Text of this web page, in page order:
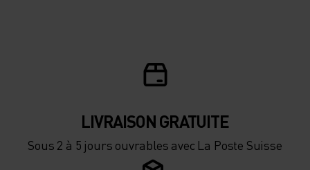
LIVRAISON GRATUITE
Sous 2 à 5 jours ouvrables avec La Poste Suisse